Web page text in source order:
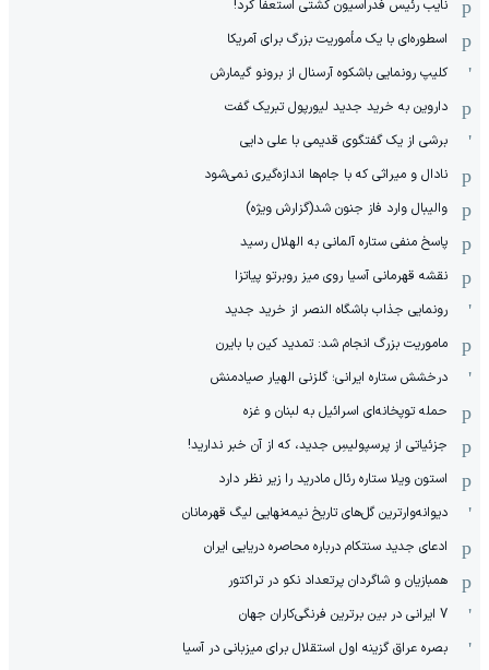
نایب رئیس فدراسیون کشتی استعفا کرد!
اسطوره‌ای با یک مأموریت بزرگ برای آمریکا
کلیپ رونمایی باشکوه آرسنال از برونو گیمارش
داروین به خرید جدید لیورپول تبریک گفت
برشی از یک گفتگوی قدیمی با علی دایی
نادال و میراثی که با جام‌ها اندازه‌گیری نمی‌شود
والیبال وارد فاز جنون شد(گزارش ویژه)
پاسخ منفی ستاره آلمانی به الهلال رسید
نقشه قهرمانی آسیا روی میز روبرتو پیاتزا
رونمایی جذاب باشگاه النصر از خرید جدید
ماموریت بزرگ انجام شد: تمدید کین با بایرن
درخشش ستاره ایرانی؛ گلزنی الهیار صیادمنش
حمله توپخانه‌ای اسرائیل به لبنان و غزه
جزئیاتی از پرسپولیسِ جدید، که از آن ‌خبر ندارید!
استون ویلا ستاره رئال مادرید را زیر نظر دارد
دیوانه‌وارترین گل‌های تاریخ نیمه‌نهایی لیگ قهرمانان
ادعای جدید سنتکام درباره محاصره دریایی ایران
همبازیان و شاگردان پرتعداد نکو در تراکتور
7 ایرانی در بین برترین فرنگی‌کاران جهان
بصره عراق گزینه اول استقلال برای میزبانی در آسیا